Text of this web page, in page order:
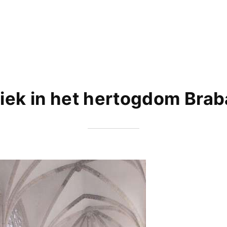
in het hertogdom